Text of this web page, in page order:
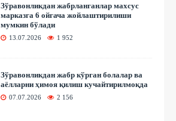
Зўравонликдан жабрланганлар махсус
марказга 6 ойгача жойлаштирилиши
мумкин бўлади
13.07.2026 1 952
Зўравонликдан жабр кўрган болалар ва
аёлларни ҳимоя қилиш кучайтирилмоқда
07.07.2026 2 156